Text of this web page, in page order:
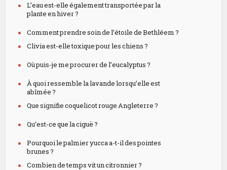
L’eau est-elle également transportée par la
plante en hiver ?
Comment prendre soin de l’étoile de Bethléem ?
Clivia est-elle toxique pour les chiens ?
Où puis-je me procurer de l’eucalyptus ?
À quoi ressemble la lavande lorsqu’elle est
abîmée ?
Que signifie coquelicot rouge Angleterre ?
Qu’est-ce que la ciguë ?
Pourquoi le palmier yucca a-t-il des pointes
brunes ?
Combien de temps vit un citronnier ?